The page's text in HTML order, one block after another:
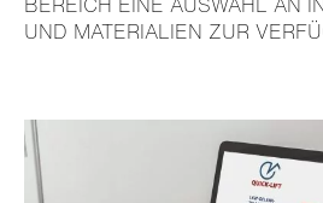
BEREICH EINE AUSWAHL AN
UND MATE­RIA­LIEN ZUR